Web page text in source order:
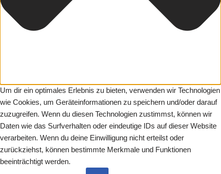
Um dir ein optimales Erlebnis zu bieten, verwenden wir Technologien
wie Cookies, um Geräteinformationen zu speichern und/oder darauf
zuzugreifen. Wenn du diesen Technologien zustimmst, können wir
Daten wie das Surfverhalten oder eindeutige IDs auf dieser Website
verarbeiten. Wenn du deine Einwilligung nicht erteilst oder
zurückziehst, können bestimmte Merkmale und Funktionen
beeinträchtigt werden.